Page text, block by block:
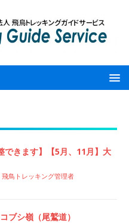
できます】【5月、11月】大
飛鳥トレッキング管理者
ブシ嶺（尾鷲道）